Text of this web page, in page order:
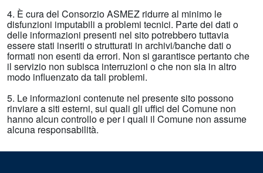
4. È cura del Consorzio ASMEZ ridurre al minimo le
disfunzioni imputabili a problemi tecnici. Parte dei dati o
delle informazioni presenti nel sito potrebbero tuttavia
essere stati inseriti o strutturati in archivi/banche dati o
formati non esenti da errori. Non si garantisce pertanto che
il servizio non subisca interruzioni o che non sia in altro
modo influenzato da tali problemi.
5. Le informazioni contenute nel presente sito possono
rinviare a siti esterni, sui quali gli uffici del Comune non
hanno alcun controllo e per i quali il Comune non assume
alcuna responsabilità.